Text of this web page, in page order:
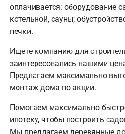
оплачивается: оборудование
котельной, сауны;
печки.
Ищете компанию для
заинтересовались нашими
Предлагаем максимально
монтаж дома по акции.
Помогаем максимально
ипотеку, чтобы построить
Мы предлагаем деревянные